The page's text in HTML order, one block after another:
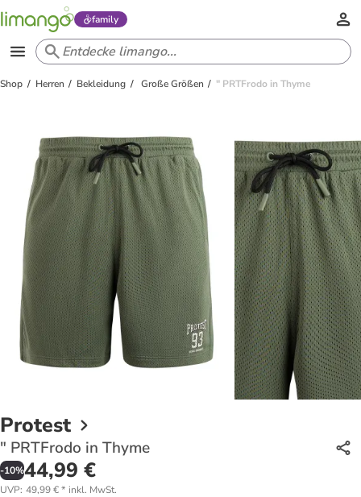
family
Shop Herren Bekleidung Große Größen " PRTFrodo in Thyme
Protest
" PRTFrodo in Thyme
-10%44,99 €
UVP: 49,99 €* inkl. MwSt.